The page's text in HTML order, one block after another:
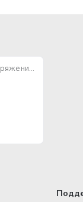
Стабилизатор напряжения ANDELI ASV-D500VA 110-250V